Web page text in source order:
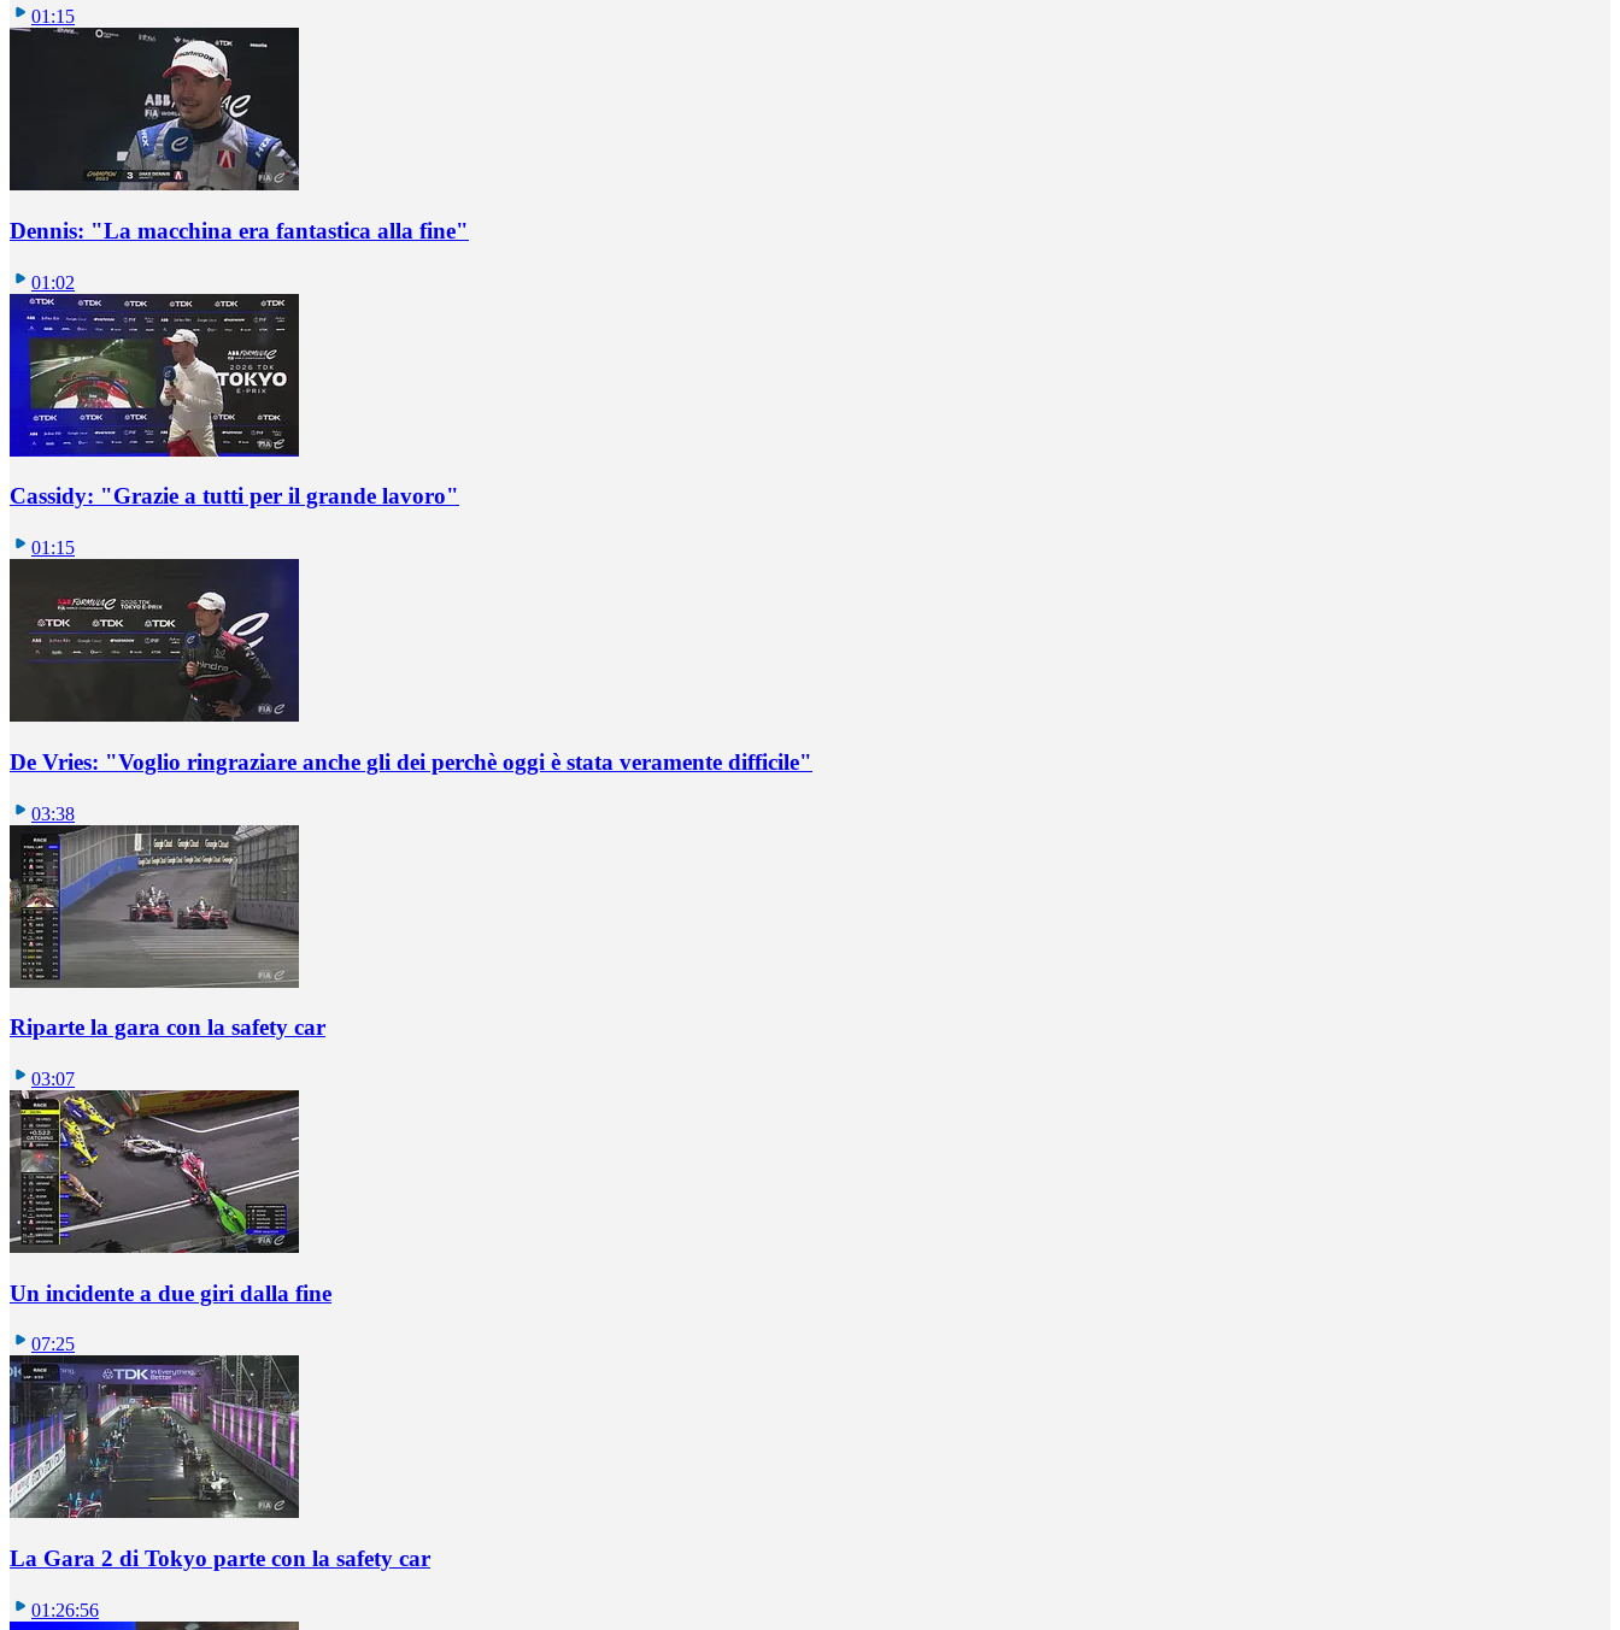
01:15
Dennis: "La macchina era fantastica alla fine"
01:02
Cassidy: "Grazie a tutti per il grande lavoro"
01:15
De Vries: "Voglio ringraziare anche gli dei perchè oggi è stata veramente difficile"
03:38
Riparte la gara con la safety car
03:07
Un incidente a due giri dalla fine
07:25
La Gara 2 di Tokyo parte con la safety car
01:26:56